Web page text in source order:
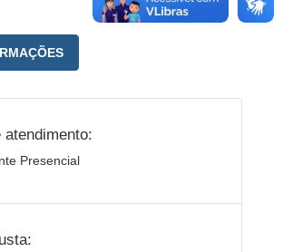
atendimento:
Presencial